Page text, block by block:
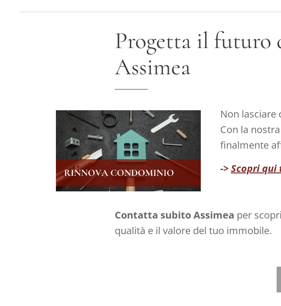
Progetta il futuro
Assimea
Non lasciare
Con la
finalmente
->Scopri
Contatta subito Assimea per
qualità e il valore del tuo immobile.